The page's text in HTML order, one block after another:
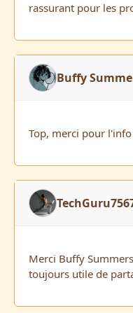
rassurant pour les
Buffy
Top, merci pour l'info
Merci Buffy
toujours utile de